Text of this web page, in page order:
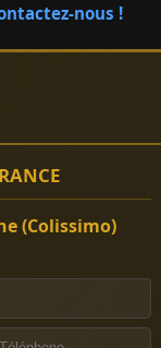
nous !
(Colissimo)